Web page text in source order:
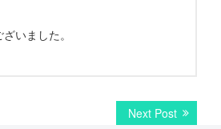
いました。
Next PostNext